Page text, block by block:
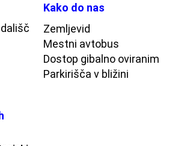
Kako do nas
Zemljevid
Mestni avtobus
Dostop gibalno oviranim
Parkirišča v bližini